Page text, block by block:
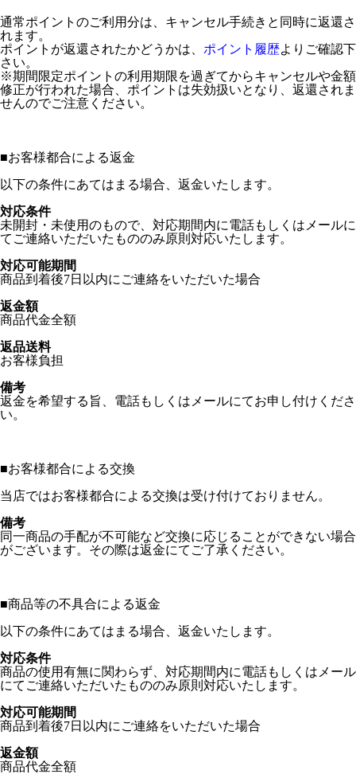
通常ポイントのご利用分は、キャンセル手続きと同時に返還さ
れます。
ポイントが返還されたかどうかは、 ポイント履歴よりご確認下
さい。
※期間限定ポイントの利用期限を過ぎてからキャンセルや金額
修正が行われた場合、ポイントは失効扱いとなり、返還されま
せんのでご注意ください。
■お客様都合による返金
以下の条件にあてはまる場合、返金いたします。
対応条件
未開封・未使用のもので、対応期間内に電話もしくはメールに
てご連絡いただいたもののみ原則対応いたします。
対応可能期間
商品到着後7日以内にご連絡をいただいた場合
返金額
商品代金全額
返品送料
お客様負担
備考
返金を希望する旨、電話もしくはメールにてお申し付けくださ
い。
■お客様都合による交換
当店ではお客様都合による交換は受け付けておりません。
備考
同一商品の手配が不可能など交換に応じることができない場合
がございます。その際は返金にてご了承ください。
■商品等の不具合による返金
以下の条件にあてはまる場合、返金いたします。
対応条件
商品の使用有無に関わらず、対応期間内に電話もしくはメール
にてご連絡いただいたもののみ原則対応いたします。
対応可能期間
商品到着後7日以内にご連絡をいただいた場合
返金額
商品代金全額